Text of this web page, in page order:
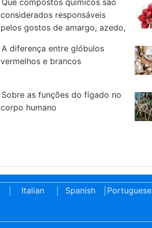
Que compostos químicos são
considerados responsáveis
pelos gostos de amargo, azedo,
A diferença entre glóbulos
vermelhos e brancos
Sobre as funções do fígado no
corpo humano
Italian Spanish Portuguese|